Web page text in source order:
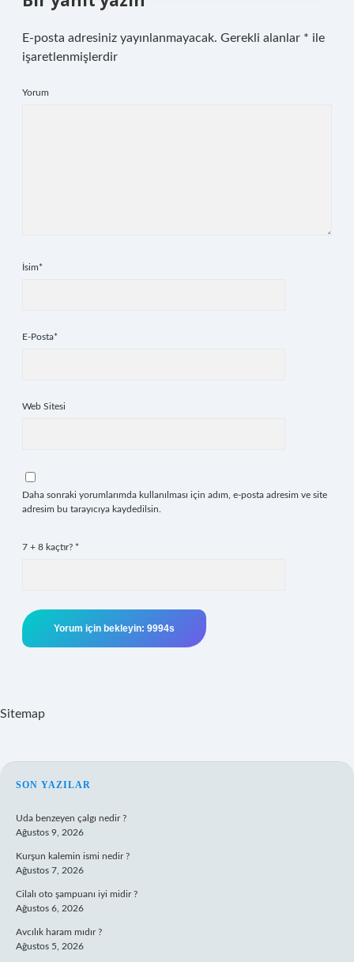
E-posta adresiniz yayınlanmayacak. Gerekli alanlar * ile
işaretlenmişlerdir
Yorum
İsim*
E-Posta*
Web Sitesi
Daha sonraki yorumlarımda kullanılması için adım, e-posta adresim ve site
adresim bu tarayıcıya kaydedilsin.
7 + 8 kaçtır? *
Sitemap
SIDEBAR
SON YAZILAR
Uda benzeyen çalgı nedir ?
Ağustos 9, 2026
Kurşun kalemin ismi nedir ?
Ağustos 7, 2026
Cilalı oto şampuanı iyi midir ?
Ağustos 6, 2026
Avcılık haram mıdır ?
Ağustos 5, 2026